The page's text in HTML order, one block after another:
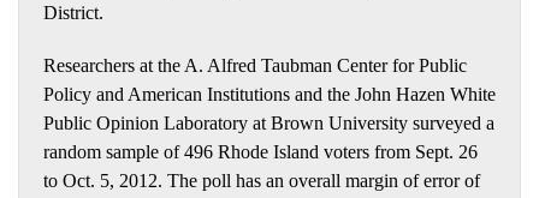
District.
Researchers at the A. Alfred Taubman Center for Public
Policy and American Institutions and the John Hazen White
Public Opinion Laboratory at Brown University surveyed a
random sample of 496 Rhode Island voters from Sept. 26
to Oct. 5, 2012. The poll has an overall margin of error of